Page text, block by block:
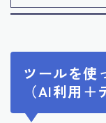
ツールを使
（AI利用＋